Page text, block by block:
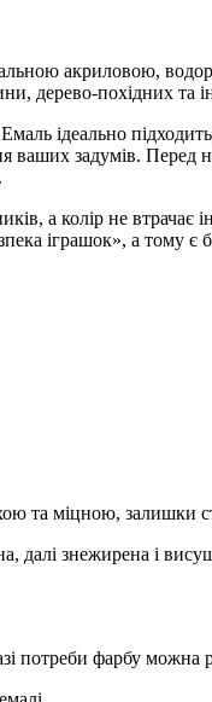
акриловою,
дерево-похідних
ідеально
ваших задумів.
а колір не
іграшок», а тому є
та міцною, залишки
далі знежирена і
потреби фарбу